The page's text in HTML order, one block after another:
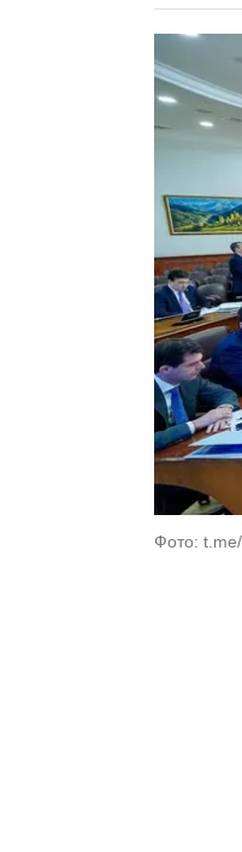
Фото: